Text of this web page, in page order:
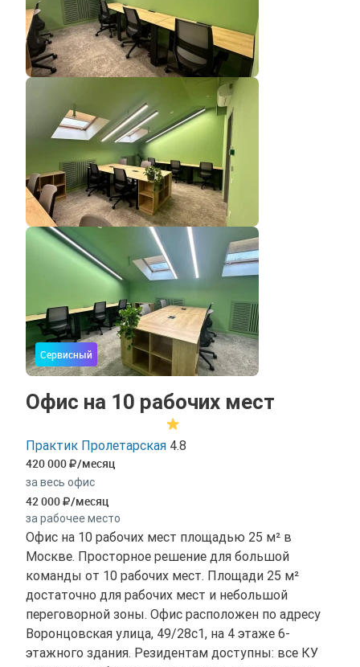
Сервисный
Офис на 10 рабочих мест
Практик Пролетарская 4.8
420 000 /месяц
за весь офис
42 000 /месяц
за рабочее место
Офис на 10 рабочих мест площадью 25 м² в
Москве. Просторное решение для большой
команды от 10 рабочих мест. Площади 25 м²
достаточно для рабочих мест и небольшой
переговорной зоны. Офис расположен по адресу
Воронцовская улица, 49/28с1, на 4 этаже 6-
этажного здания. Резидентам доступны: все КУ